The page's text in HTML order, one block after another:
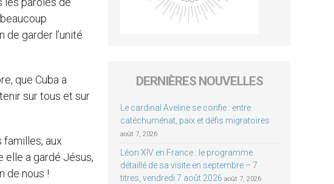
de garder l’unité
que Cuba a
sur tous et sur
familles, aux
elle a gardé Jésus,
de nous !
DERNIÈRES NOUVELLES
Le cardinal Aveline se confie : entre
catéchuménat, paix et défis migratoires
août 7, 2026
Léon XIV en France : le programme
détaillé de sa visite en septembre – 7
titres, vendredi 7 août 2026 août 7, 2026